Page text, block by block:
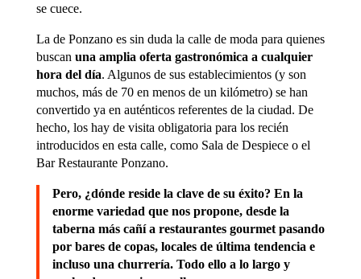
se cuece.
La de Ponzano es sin duda la calle de moda para quienes
buscan una amplia oferta gastronómica a cualquier
hora del día. Algunos de sus establecimientos (y son
muchos, más de 70 en menos de un kilómetro) se han
convertido ya en auténticos referentes de la ciudad. De
hecho, los hay de visita obligatoria para los recién
introducidos en esta calle, como Sala de Despiece o el
Bar Restaurante Ponzano.
Pero, ¿dónde reside la clave de su éxito? En la
enorme variedad que nos propone, desde la
taberna más cañí a restaurantes gourmet pasando
por bares de copas, locales de última tendencia e
incluso una churrería. Todo ello a lo largo y